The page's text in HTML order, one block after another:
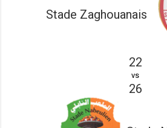
Stade Zaghouanais
22
vs
26